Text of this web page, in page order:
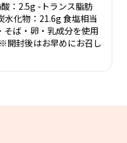
：2.5g -トランス脂肪
化物：21.6g 食塩相当
ば・卵・乳成分を使用
開封後はお早めにお召し